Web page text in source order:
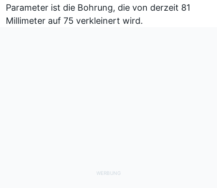
Parameter ist die Bohrung, die von derzeit 81
Millimeter auf 75 verkleinert wird.